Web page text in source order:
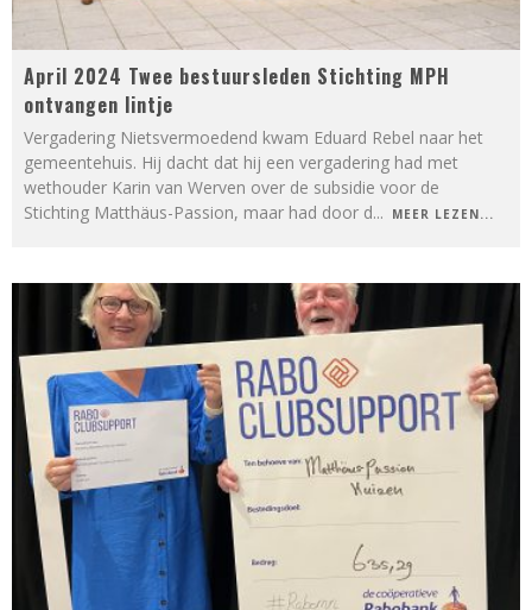
April 2024 Twee bestuursleden Stichting MPH
ontvangen lintje
Vergadering Nietsvermoedend kwam Eduard Rebel naar het
gemeentehuis. Hij dacht dat hij een vergadering had met
wethouder Karin van Werven over de subsidie voor de
Stichting Matthäus-Passion, maar had door d... MEER LEZEN...